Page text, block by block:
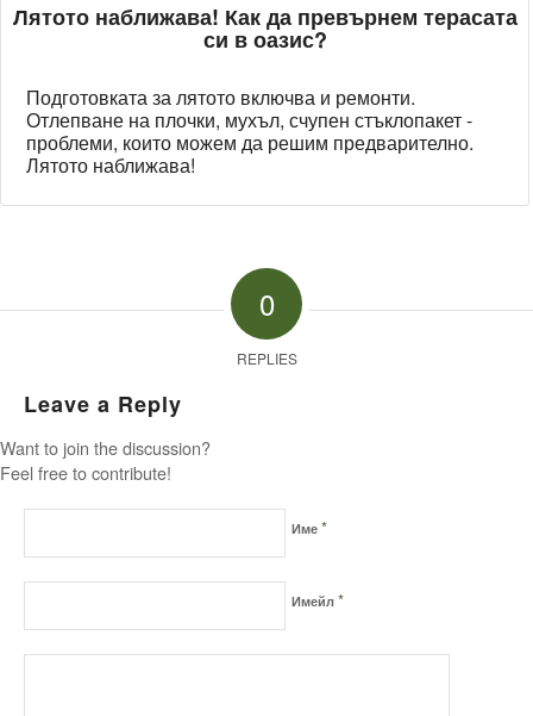
Лятото наближава! Как да превърнем терасата
си в оазис?
Подготовката за лятото включва и ремонти.
Отлепване на плочки, мухъл, счупен стъклопакет -
проблеми, които можем да решим предварително.
Лятото наближава!
0
REPLIES
Leave a Reply
Want to join the discussion?
Feel free to contribute!
Име *
Имейл *